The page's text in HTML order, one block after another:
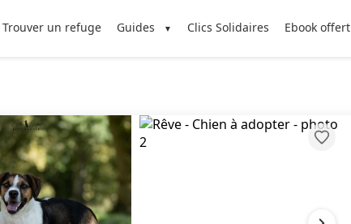
Trouver un refuge Guides Clics Solidaires Ebook offert